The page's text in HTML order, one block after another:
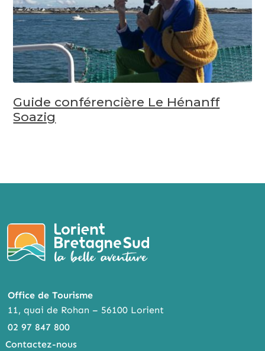
Guide conférencière Le Hénanff
Soazig
Office de Tourisme
11, quai de Rohan – 56100 Lorient
02 97 847 800
Contactez-nous